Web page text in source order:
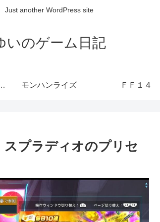
Just another WordPress site
いのゲーム日記
トリー４ SP モンハンライズ ＦＦ１４
スプラディオのプリセ